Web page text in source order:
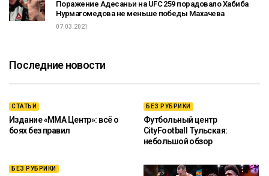
Поражение Адесаньи на UFC 259 порадовало Хабиба
Нурмагомедова не меньше победы Махачева
07.03.2021
Последние новости
СТАТЬИ
Издание «ММА Центр»: всё о
боях без правил
БЕЗ РУБРИКИ
Футбольный центр
CityFootball Тульская:
небольшой обзор
БЕЗ РУБРИКИ